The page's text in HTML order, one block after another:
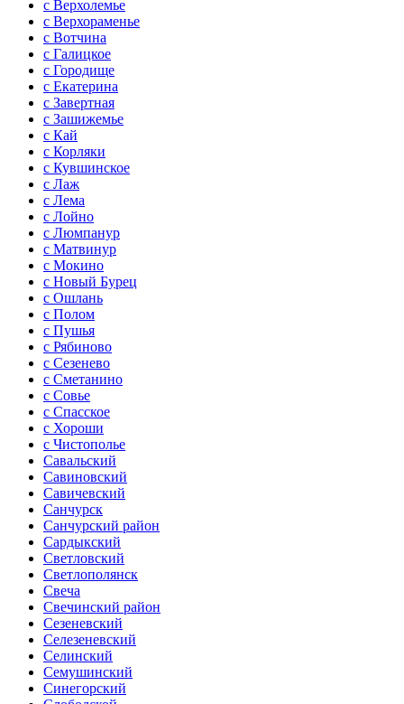
с Верхолемье
с Верхораменье
с Вотчина
с Галицкое
с Городище
с Екатерина
с Завертная
с Зашижемье
с Кай
с Корляки
с Кувшинское
с Лаж
с Лема
с Лойно
с Люмпанур
с Матвинур
с Мокино
с Новый Бурец
с Ошлань
с Полом
с Пушья
с Рябиново
с Сезенево
с Сметанино
с Совье
с Спасское
с Хороши
с Чистополье
Савальский
Савиновский
Савичевский
Санчурск
Санчурский район
Сардыкский
Светловский
Светлополянск
Свеча
Свечинский район
Сезеневский
Селезеневский
Селинский
Семушинский
Синегорский